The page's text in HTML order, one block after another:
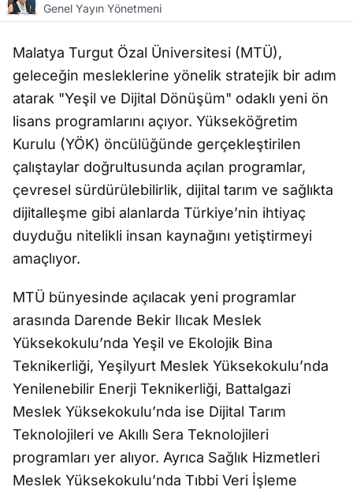
Genel Yayın Yönetmeni
Malatya Turgut Özal Üniversitesi (MTÜ),
geleceğin mesleklerine yönelik stratejik bir adım
atarak "Yeşil ve Dijital Dönüşüm" odaklı yeni ön
lisans programlarını açıyor. Yükseköğretim
Kurulu (YÖK) öncülüğünde gerçekleştirilen
çalıştaylar doğrultusunda açılan programlar,
çevresel sürdürülebilirlik, dijital tarım ve sağlıkta
dijitalleşme gibi alanlarda Türkiye’nin ihtiyaç
duyduğu nitelikli insan kaynağını yetiştirmeyi
amaçlıyor.
MTÜ bünyesinde açılacak yeni programlar
arasında Darende Bekir Ilıcak Meslek
Yüksekokulu’nda Yeşil ve Ekolojik Bina
Teknikerliği, Yeşilyurt Meslek Yüksekokulu’nda
Yenilenebilir Enerji Teknikerliği, Battalgazi
Meslek Yüksekokulu’nda ise Dijital Tarım
Teknolojileri ve Akıllı Sera Teknolojileri
programları yer alıyor. Ayrıca Sağlık Hizmetleri
Meslek Yüksekokulu’nda Tıbbi Veri İşleme